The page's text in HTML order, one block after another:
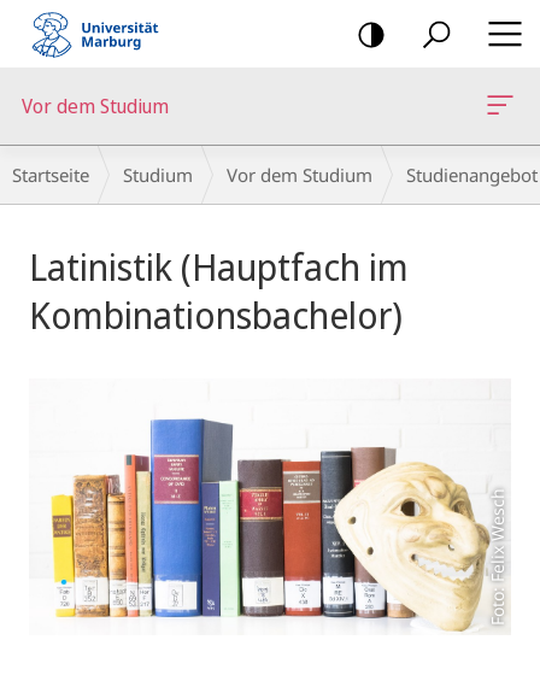
Mobile-
Navigation
Vor dem Studium
Breadcrumb-
Navigation
Startseite Studium Vor dem Studium Studienangebot
Latinistik (Hauptfach im
Kombinationsbachelor)
Foto: Felix Wesch